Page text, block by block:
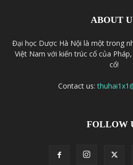
ABOUT
Đại học Dược Hà Nội là một trong
Việt Nam với kiến trúc cổ của
cổ!
Contact us:
FOLLOW